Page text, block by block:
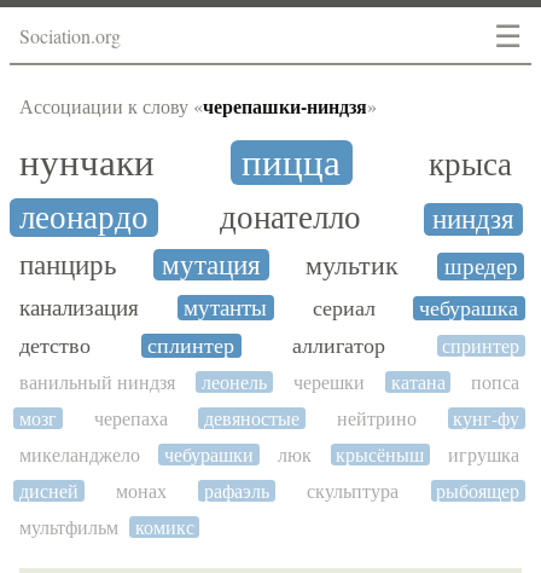
☰
Sociation.org
Ассоциации к слову «черепашки-ниндзя»
нунчаки пицца
крыса
леонардо
донателло
ниндзя
панцирь
мутация мультик
шредер
канализация
мутанты сериал
чебурашка
детство
сплинтер аллигатор
спринтер
ванильный ниндзя
леонель черешки катана
попса
мозг
черепаха девяностые нейтрино
кунг-фу
микеланджело
чебурашки люк крысёныш
игрушка
дисней
монах рафаэль скульптура
рыбоящер
мультфильм
комикс